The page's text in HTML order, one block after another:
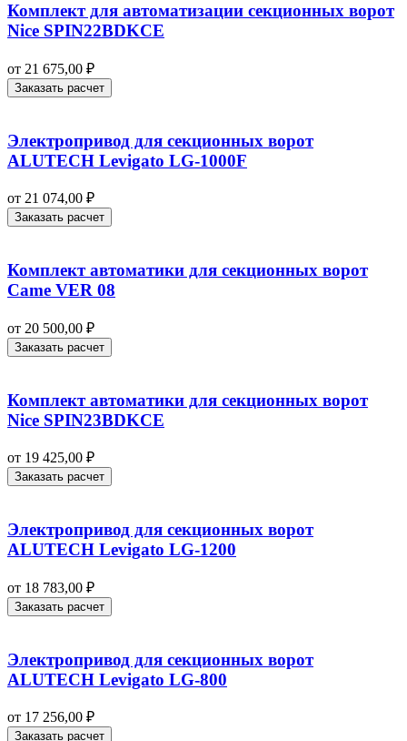
Комплект для автоматизации секционных ворот
Nice SPIN22BDKCE
от 21 675,00 ₽
Заказать расчет
Электропривод для секционных ворот
ALUTECH Levigato LG-1000F
от 21 074,00 ₽
Заказать расчет
Комплект автоматики для секционных ворот
Came VER 08
от 20 500,00 ₽
Заказать расчет
Комплект автоматики для секционных ворот
Nice SPIN23BDKCE
от 19 425,00 ₽
Заказать расчет
Электропривод для секционных ворот
ALUTECH Levigato LG-1200
от 18 783,00 ₽
Заказать расчет
Электропривод для секционных ворот
ALUTECH Levigato LG-800
от 17 256,00 ₽
Заказать расчет